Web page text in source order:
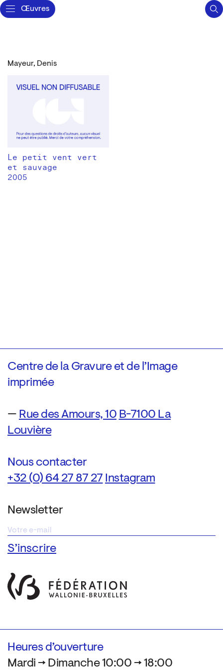
Œuvres
Mayeur, Denis
Le petit vent vert
et sauvage
2005
Centre de la Gravure et de l’Image
imprimée
— Rue des Amours, 10 B-7100 La
Louvière
Nous contacter
+32 (0) 64 27 87 27 Instagram
Newsletter
Heures d’ouverture
Mardi → Dimanche 10:00 → 18:00